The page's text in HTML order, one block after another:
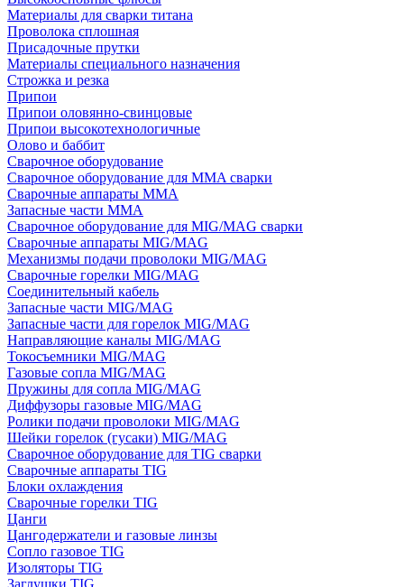
Материалы для сварки титана
Проволока сплошная
Присадочные прутки
Материалы специального назначения
Строжка и резка
Припои
Припои оловянно-свинцовые
Припои высокотехнологичные
Олово и баббит
Сварочное оборудование
Сварочное оборудование для MMA сварки
Сварочные аппараты MMA
Запасные части MMA
Сварочное оборудование для MIG/MAG сварки
Сварочные аппараты MIG/MAG
Механизмы подачи проволоки MIG/MAG
Сварочные горелки MIG/MAG
Соединительный кабель
Запасные части MIG/MAG
Запасные части для горелок MIG/MAG
Направляющие каналы MIG/MAG
Токосъемники MIG/MAG
Газовые сопла MIG/MAG
Пружины для сопла MIG/MAG
Диффузоры газовые MIG/MAG
Ролики подачи проволоки MIG/MAG
Шейки горелок (гусаки) MIG/MAG
Сварочное оборудование для TIG сварки
Сварочные аппараты TIG
Блоки охлаждения
Сварочные горелки TIG
Цанги
Цангодержатели и газовые линзы
Сопло газовое TIG
Изоляторы TIG
Заглушки TIG